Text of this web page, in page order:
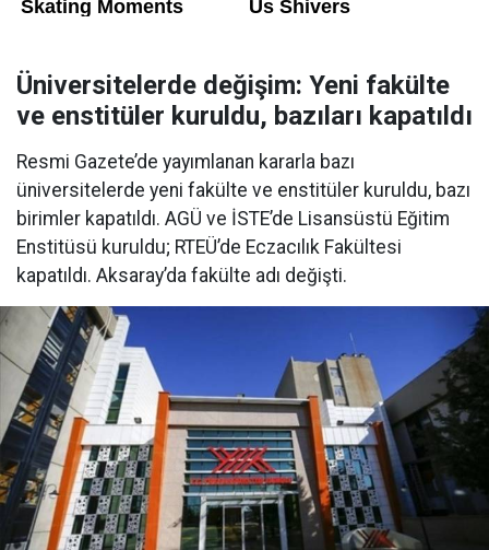
Üniversitelerde değişim: Yeni fakülte
ve enstitüler kuruldu, bazıları kapatıldı
Resmi Gazete’de yayımlanan kararla bazı
üniversitelerde yeni fakülte ve enstitüler kuruldu, bazı
birimler kapatıldı. AGÜ ve İSTE’de Lisansüstü Eğitim
Enstitüsü kuruldu; RTEÜ’de Eczacılık Fakültesi
kapatıldı. Aksaray’da fakülte adı değişti.